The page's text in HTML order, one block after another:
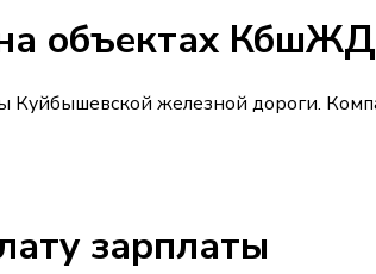
объектах КбшЖД
железной дороги.
зарплаты